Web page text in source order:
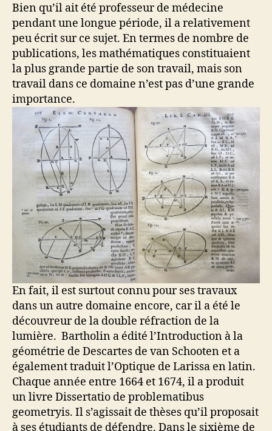
Bien qu’il ait été professeur de médecine
pendant une longue période, il a relativement
peu écrit sur ce sujet. En termes de nombre de
publications, les mathématiques constituaient
la plus grande partie de son travail, mais son
travail dans ce domaine n’est pas d’une grande
importance.
En fait, il est surtout connu pour ses travaux
dans un autre domaine encore, car il a été le
découvreur de la double réfraction de la
lumière. Bartholin a édité l’Introduction à la
géométrie de Descartes de van Schooten et a
également traduit l’Optique de Larissa en latin.
Chaque année entre 1664 et 1674, il a produit
un livre Dissertatio de problematibus
geometryis. Il s’agissait de thèses qu’il proposait
à ses étudiants de défendre. Dans le sixième de